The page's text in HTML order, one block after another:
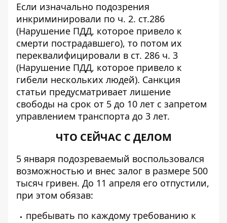
Если изначально подозрения
инкриминировали по ч. 2. ст.286
(Нарушение ПДД, которое привело к
смерти пострадавшего), то потом их
переквалифицировали в ст. 286 ч. 3
(Нарушение ПДД, которое привело к
гибели нескольких людей). Санкция
статьи предусматривает лишение
свободы на срок от 5 до 10 лет с запретом
управлением транспорта до 3 лет.
ЧТО СЕЙЧАС С ДЕЛОМ
5 января подозреваемый воспользовался
возможностью и внес залог в размере 500
тысяч гривен. До 11 апреля его отпустили,
при этом обязав:
пребывать по каждому требованию к